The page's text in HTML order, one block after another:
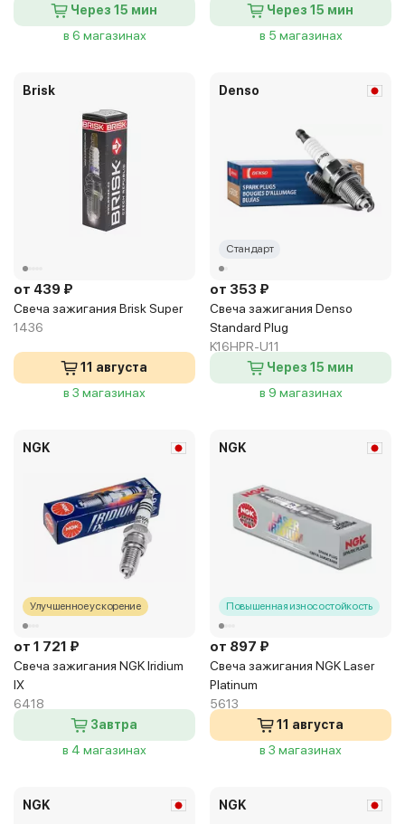
Через 15 мин
в 6 магазинах
Через 15 мин
в 5 магазинах
Brisk
от 439 ₽
Свеча зажигания Brisk Super
1436
11 августа
в 3 магазинах
Denso
Стандарт
от 353 ₽
Свеча зажигания Denso
Standard Plug
K16HPR-U11
Через 15 мин
в 9 магазинах
NGK
Улучшенное ускорение
от 1 721 ₽
Свеча зажигания NGK Iridium
IX
6418
Завтра
в 4 магазинах
NGK
Повышенная износостойкость
от 897 ₽
Свеча зажигания NGK Laser
Platinum
5613
11 августа
в 3 магазинах
NGK NGK